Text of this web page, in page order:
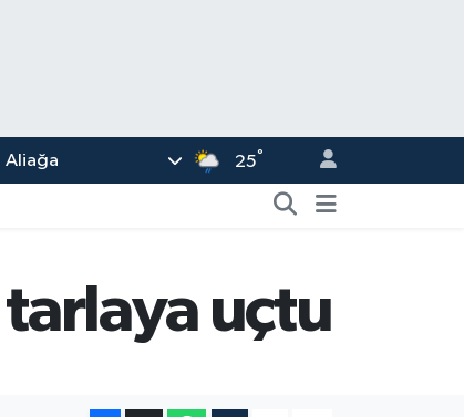
Aliağa 25°
tarlaya uçtu